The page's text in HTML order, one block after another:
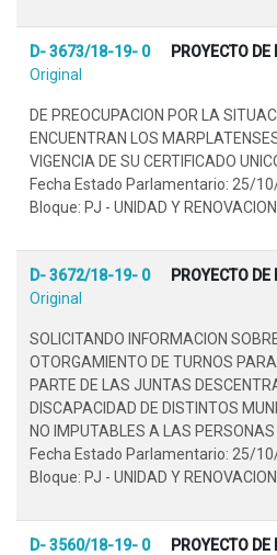
D- 3673/18-19- 0 PROYECTO
Original
DE PREOCUPACION POR LA
ENCUENTRAN LOS
VIGENCIA DE SU CERTIFICADO
Fecha Estado Parlamentario: 25/
Bloque: PJ - UNIDAD Y RENOVACION
D- 3672/18-19- 0 PROYECTO
Original
SOLICITANDO INFORMACION
OTORGAMIENTO DE TURNOS
PARTE DE LAS JUNTAS
DISCAPACIDAD DE DISTINTOS
NO IMPUTABLES A LAS PERSONAS
Fecha Estado Parlamentario: 25/
Bloque: PJ - UNIDAD Y RENOVACION
D- 3560/18-19- 0 PROYECTO